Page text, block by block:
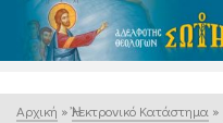
Αρχική » Ἠλεκτρονικό Κατάστημα »